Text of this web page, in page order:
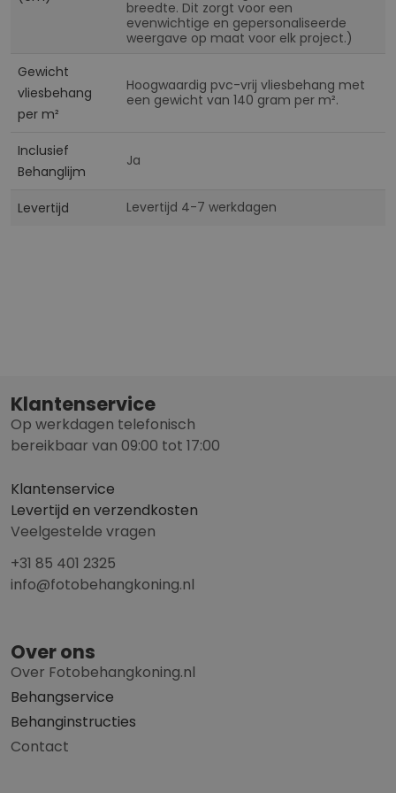
breedte. Dit zorgt voor een
evenwichtige en gepersonaliseerde
weergave op maat voor elk project.)
Gewicht
vliesbehang
per m²
Hoogwaardig pvc-vrij vliesbehang met
een gewicht van 140 gram per m².
Inclusief
Behanglijm
Ja
Levertijd Levertijd 4-7 werkdagen
Klantenservice
Op werkdagen telefonisch
bereikbaar van 09:00 tot 17:00
Klantenservice
Levertijd en verzendkosten
Veelgestelde vragen
+31 85 401 2325
info@fotobehangkoning.nl
Over ons
Over Fotobehangkoning.nl
Behangservice
Behanginstructies
Contact